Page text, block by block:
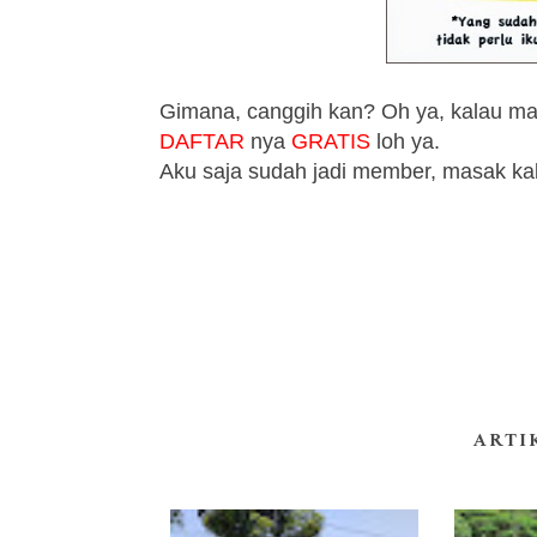
Gimana, canggih kan? Oh ya, kalau
DAFTAR nya GRATIS loh ya.
Aku saja sudah jadi member, masak